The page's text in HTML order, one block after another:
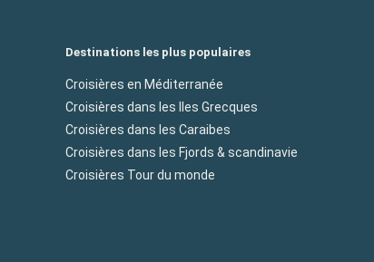
Destinations les plus populaires
Croisières en Méditerranée
Croisières dans les Iles Grecques
Croisières dans les Caraibes
Croisières dans les Fjords & scandinavie
Croisières Tour du monde